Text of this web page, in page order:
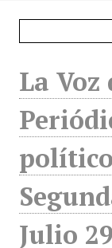
La Voz
Julio 29